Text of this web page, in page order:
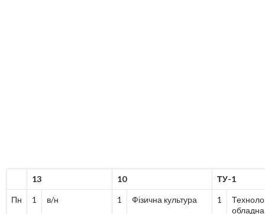
13 10 ТУ-1
Пн 1 в/н 1 Фізична культура 1